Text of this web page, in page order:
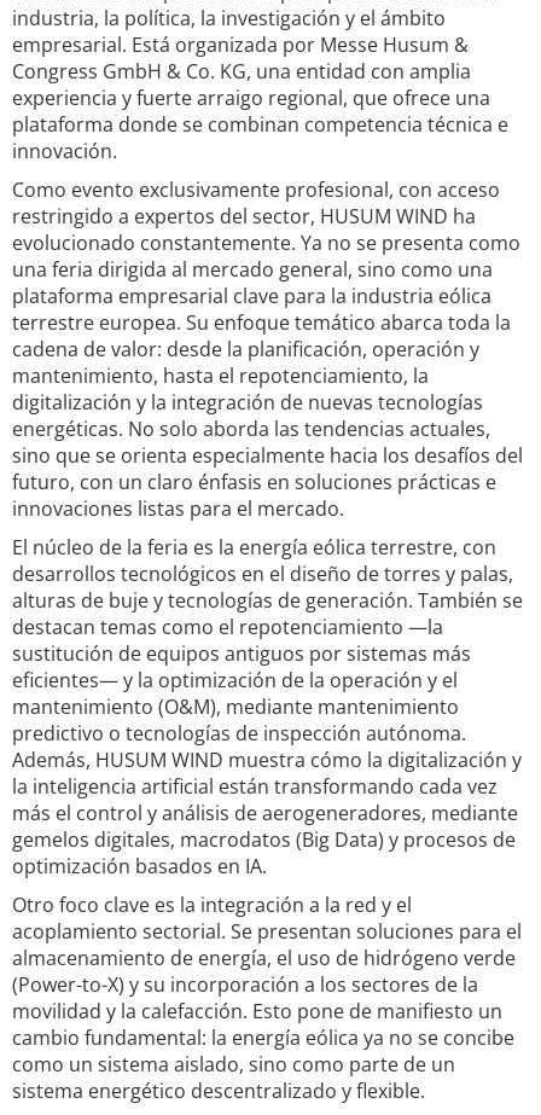
industria, la política, la investigación y el ámbito
empresarial. Está organizada por Messe Husum &
Congress GmbH & Co. KG, una entidad con amplia
experiencia y fuerte arraigo regional, que ofrece una
plataforma donde se combinan competencia técnica e
innovación.
Como evento exclusivamente profesional, con acceso
restringido a expertos del sector, HUSUM WIND ha
evolucionado constantemente. Ya no se presenta como
una feria dirigida al mercado general, sino como una
plataforma empresarial clave para la industria eólica
terrestre europea. Su enfoque temático abarca toda la
cadena de valor: desde la planificación, operación y
mantenimiento, hasta el repotenciamiento, la
digitalización y la integración de nuevas tecnologías
energéticas. No solo aborda las tendencias actuales,
sino que se orienta especialmente hacia los desafíos del
futuro, con un claro énfasis en soluciones prácticas e
innovaciones listas para el mercado.
El núcleo de la feria es la energía eólica terrestre, con
desarrollos tecnológicos en el diseño de torres y palas,
alturas de buje y tecnologías de generación. También se
destacan temas como el repotenciamiento —la
sustitución de equipos antiguos por sistemas más
eficientes— y la optimización de la operación y el
mantenimiento (O&M), mediante mantenimiento
predictivo o tecnologías de inspección autónoma.
Además, HUSUM WIND muestra cómo la digitalización y
la inteligencia artificial están transformando cada vez
más el control y análisis de aerogeneradores, mediante
gemelos digitales, macrodatos (Big Data) y procesos de
optimización basados en IA.
Otro foco clave es la integración a la red y el
acoplamiento sectorial. Se presentan soluciones para el
almacenamiento de energía, el uso de hidrógeno verde
(Power-to-X) y su incorporación a los sectores de la
movilidad y la calefacción. Esto pone de manifiesto un
cambio fundamental: la energía eólica ya no se concibe
como un sistema aislado, sino como parte de un
sistema energético descentralizado y flexible.